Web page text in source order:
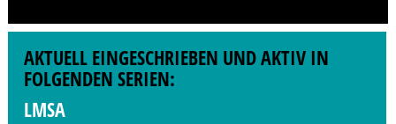
AKTUELL EINGESCHRIEBEN UND AKTIV IN
FOLGENDEN SERIEN:
LMSA